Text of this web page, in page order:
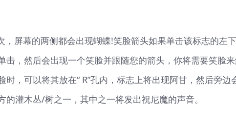
，屏幕的两侧都会出现蝴蝶!笑脸箭头如果单击该标志的左下
击，然后会出现一个笑脸并跟随您的箭头，你将需要笑脸
，可以将其放在“ R”孔内，标志上将出现阿甘，然后旁边
灌木丛/树之一，其中之一将发出祝尼魔的声音。